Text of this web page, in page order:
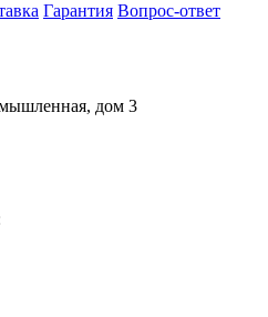
Гарантия Вопрос-ответ
дом 3